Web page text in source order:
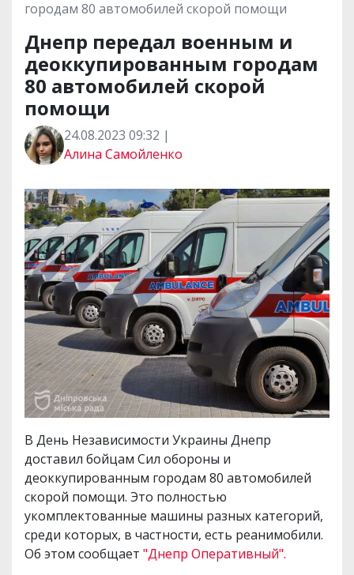
городам 80 автомобилей скорой помощи
Днепр передал военным и
деоккупированным городам
80 автомобилей скорой
помощи
24.08.2023 09:32 |
Алина Самойленко
В День Независимости Украины Днепр
доставил бойцам Сил обороны и
деоккупированным городам 80 автомобилей
скорой помощи. Это полностью
укомплектованные машины разных категорий,
среди которых, в частности, есть реанимобили.
Об этом сообщает "Днепр Оперативный".